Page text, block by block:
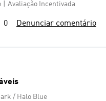
Avaliação Incentivada
0 Denunciar comentário
/ Halo Blue